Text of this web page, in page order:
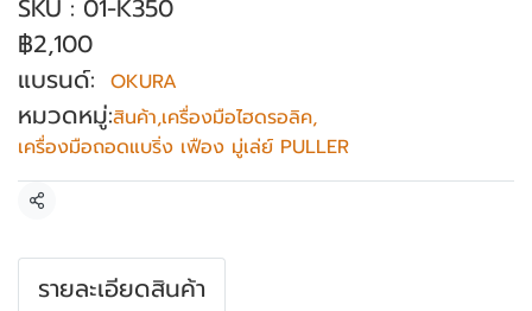
SKU : 01-K350
฿2,100
แบรนด์: OKURA
หมวดหมู่:สินค้า,เครื่องมือไฮดรอลิค,
เครื่องมือถอดแบริ่ง เฟือง มู่เล่ย์ PULLER
แชร์
รายละเอียดสินค้า